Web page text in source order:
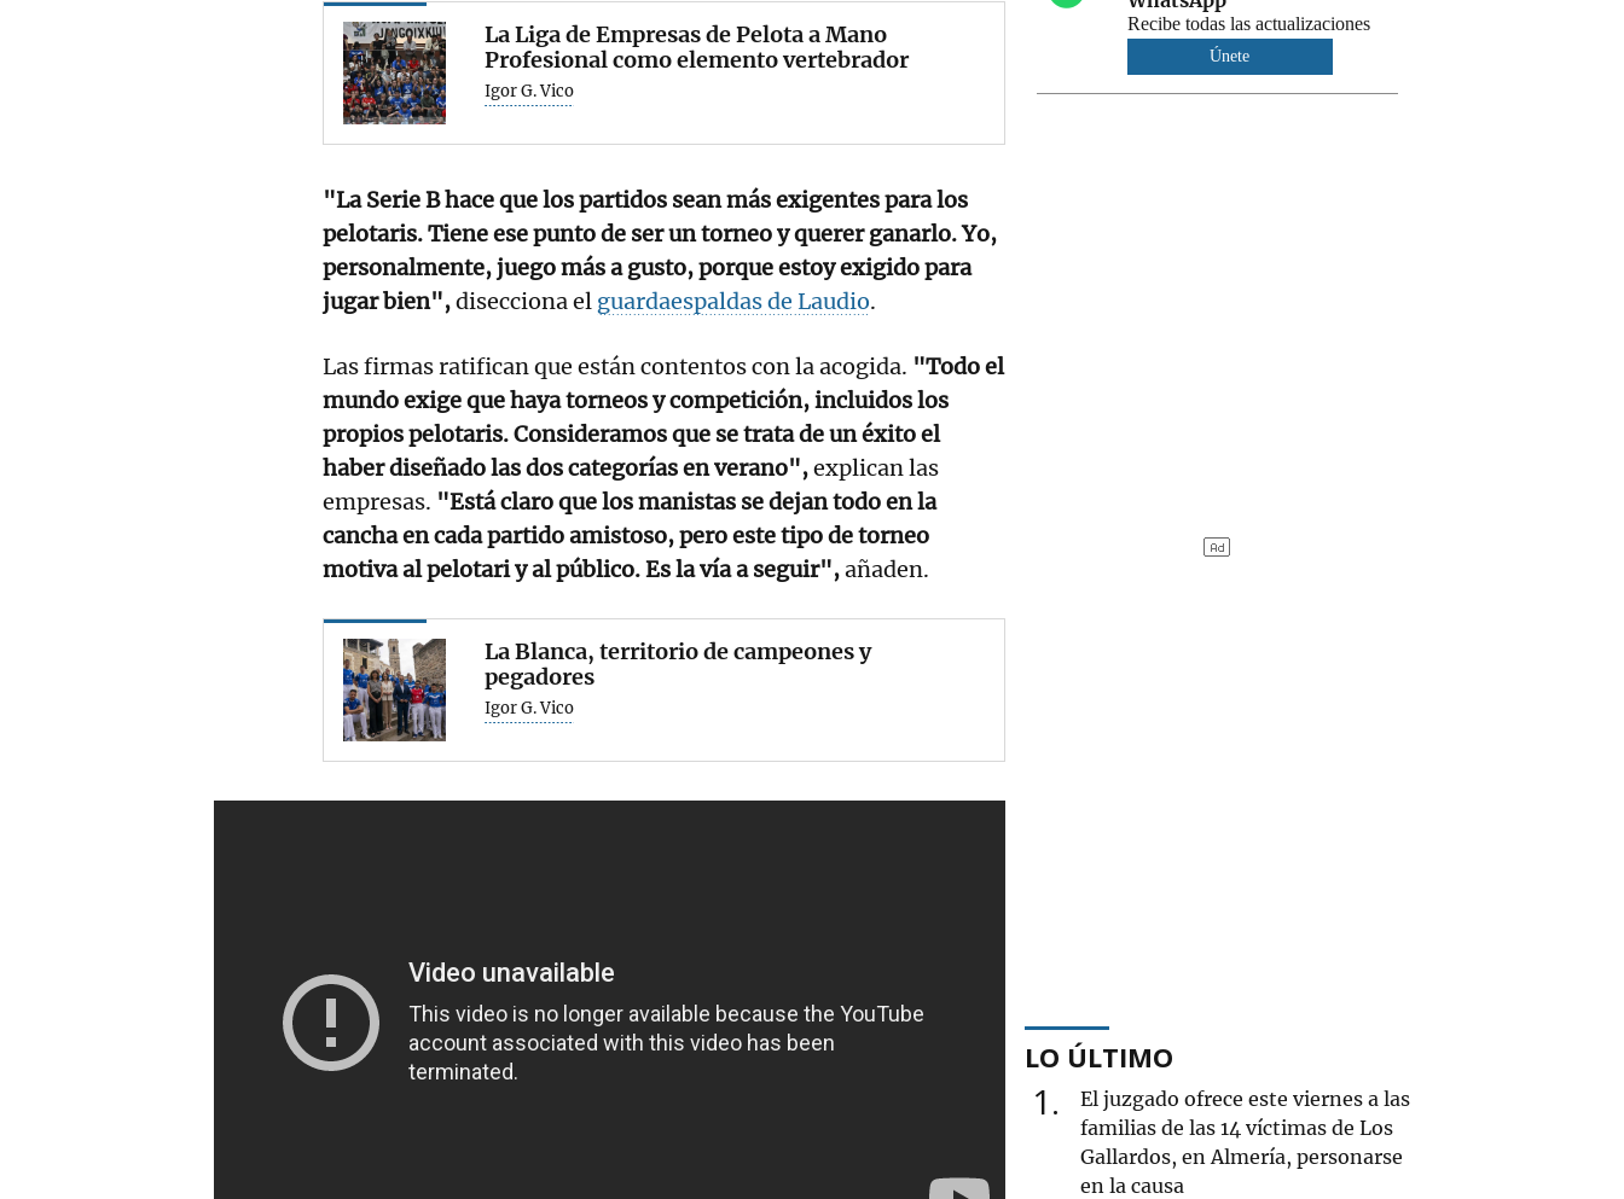
La Liga de Empresas de Pelota a Mano
Profesional como elemento vertebrador
Igor G. Vico
"La Serie B hace que los partidos sean más exigentes para los
pelotaris. Tiene ese punto de ser un torneo y querer ganarlo. Yo,
personalmente, juego más a gusto, porque estoy exigido para
jugar bien",disecciona el guardaespaldas de Laudio.
Las firmas ratifican que están contentos con la acogida. "Todo el
mundo exige que haya torneos y competición, incluidos los
propios pelotaris. Consideramos que se trata de un éxito el
haber diseñado las dos categorías en verano",explican las
empresas. "Está claro que los manistas se dejan todo en la
cancha en cada partido amistoso, pero este tipo de torneo
motiva al pelotari y al público. Es la vía a seguir",añaden.
La Blanca, territorio de campeones y
pegadores
Igor G. Vico
Recibe todas las actualizaciones
Únete
LO ÚLTIMO
1
El juzgado ofrece este viernes a las
familias de las 14 víctimas de Los
Gallardos, en Almería, personarse
en la causa